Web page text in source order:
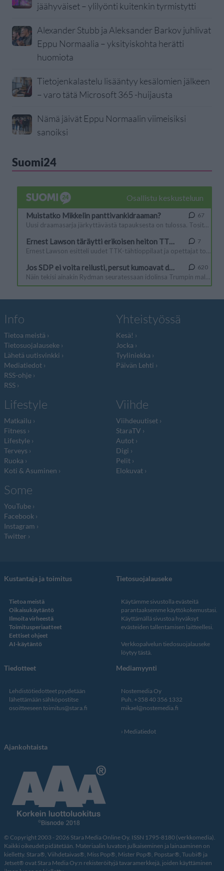
jäähyväiset – ylilyönti kuitenkin tyrmistytti
Alexander Stubb ja Aleksander Barkov juhlivat
Eppu Normaalia – yksityiskohta herätti
huomiota
Tietojenkalastelu lisääntyy kesälomien jälkeen
– varo tätä Microsoft 365 -huijausta
Nämä jäivät Eppu Normaalin viimeisiksi
sanoiksi
Suomi24
Info
Tietoa meistä
Tietosuojalauseke
Lähetä uutisvinkki
Mediatiedot
RSS-ohje
RSS
Yhteistyössä
Kesä!
Jocka
Tyyliniekka
Päivän Lehti
Lifestyle
Matkailu
Fitness
Lifestyle
Terveys
Ruoka
Koti & Asuminen
Viihde
Viihdeuutiset
StaraTV
Autot
Digi
Pelit
Elokuvat
Some
YouTube
Facebook
Instagram
Twitter
Kustantaja ja toimitus
Tietoa meistä
Oikaisukäytäntö
Ilmoita virheestä
Toimitusperiaatteet
Eettiset ohjeet
AI-käytäntö
Tietosuojalauseke
Käytämme sivustolla evästeitä
parantaaksemme käyttökokemustasi.
Käyttämällä sivustoa hyväksyt
evästeiden tallentamisen laitteellesi.
Verkkopalvelun tiedosuojalauseke
löytyy tästä.
Tiedotteet
Lehdistötiedotteet pyydetään
lähettämään sähköpostitse
osoitteeseen toimitus@stara.fi
Mediamyynti
Nostemedia Oy
Puh. +358 40 356 1332
mikael@nostemedia.fi
Mediatiedot
Ajankohtaista
© Copyright 2003 - 2026 Stara Media Online Oy. ISSN 1795-8180 (verkkomedia).
Kaikki oikeudet pidätetään. Materiaalin luvaton julkaiseminen ja lainaaminen on
kielletty. Stara®, Viihdetaivas®, Miss Pop®, Mister Pop®, Popstar®, Tuubi® ja
Jetset® ovat Stara Media Oy:n rekisteröityjä tavaramerkkejä, joiden käyttäminen